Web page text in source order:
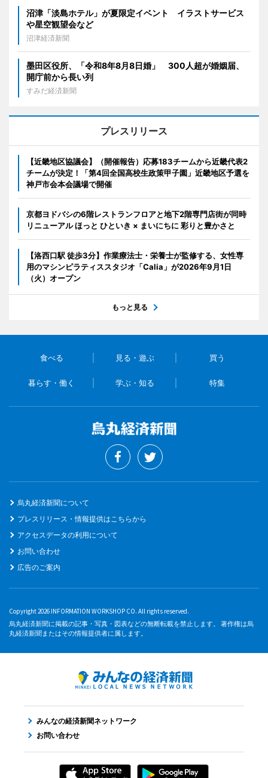
沼津「淡島ホテル」が夏限定イベント イラストサービス
や星空観望会など
沼津経済新聞
墨田区役所、「令和8年8月8日婚」 300人超が婚姻届、
開庁前から長い列
すみだ経済新聞
プレスリリース
【近畿地区協議会】（開催報告）応募183チームから近畿代表2
チームが決定！「第4回全国高校生政策甲子園」近畿地区予選を
神戸市会本会議場で開催
京都ヨドバシの6階レストランフロアと地下2階専門店街が同時
リニューアル ほっと ひといき × まいにちに 彩りと豊かさと
【洛西口駅 徒歩3分】作業療法士・栄養士が監修する、女性専
用のマシンピラティススタジオ「Calia」が2026年9月1日
（火）オープン
もっと見る
食べる 見る・遊ぶ 買う
暮らす・働く 学ぶ・知る 特集
烏丸経済新聞について
プレスリリース・情報提供はこちらから
アクセスデータの利用について
お問い合わせ
広告のご案内
Copyright 2026 INFORMATION WORKSHOP CO. All rights reserved.
烏丸経済新聞に掲載の記事・写真・図表などの無断転載を禁止します。 著作権は烏
丸経済新聞またはその情報提供者に属します。
みんなの経済新聞ネットワーク
お問い合わせ